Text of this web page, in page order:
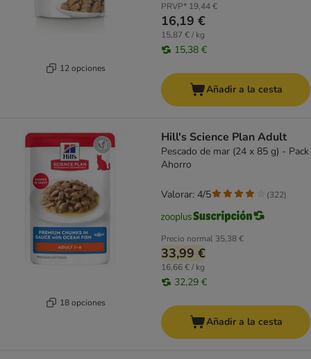
12 opciones
PRVP* 19,44 €
16,19 €
15,87 € / kg
15,38 €
Añadir a la cesta
18 opciones
Hill's Science Plan Adult
Pescado de mar (24 x 85 g) - Pack
Ahorro
Precio normal 35,38 €
33,99 €
16,66 € / kg
32,29 €
Valorar: 4/5 (322)
Añadir a la cesta